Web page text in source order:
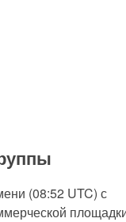
(08:52 UTC) с